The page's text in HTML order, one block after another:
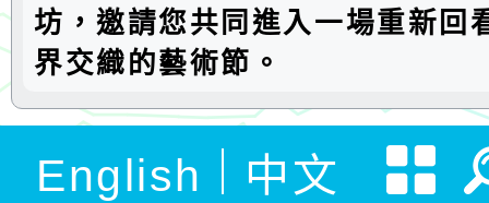
坊，邀請您共同進入一場重新回
界交織的藝術節。
English 中文